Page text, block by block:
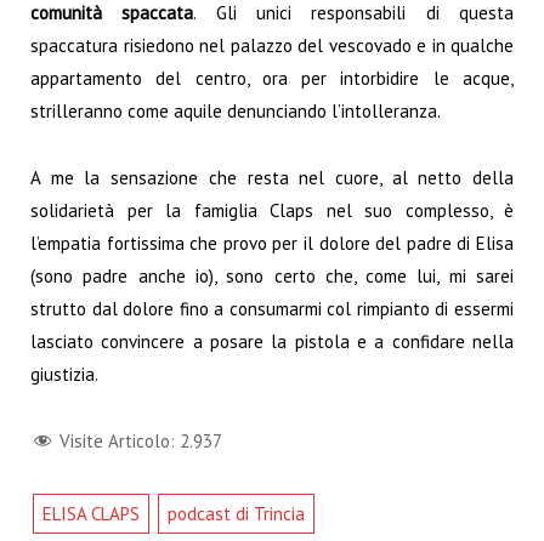
comunità spaccata. Gli unici responsabili di questa
spaccatura risiedono nel palazzo del vescovado e in qualche
appartamento del centro, ora per intorbidire le acque,
strilleranno come aquile denunciando l’intolleranza.
A me la sensazione che resta nel cuore, al netto della
solidarietà per la famiglia Claps nel suo complesso, è
l’empatia fortissima che provo per il dolore del padre di Elisa
(sono padre anche io), sono certo che, come lui, mi sarei
strutto dal dolore fino a consumarmi col rimpianto di essermi
lasciato convincere a posare la pistola e a confidare nella
giustizia.
Visite Articolo: 2.937
ELISA CLAPS podcast di Trincia